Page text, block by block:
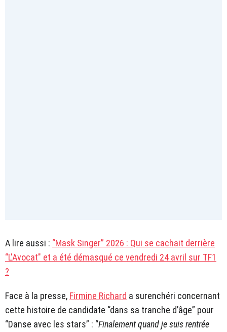
A lire aussi : “Mask Singer” 2026 : Qui se cachait derrière
“L'Avocat" et a été démasqué ce vendredi 24 avril sur TF1
?
Face à la presse, Firmine Richard a surenchéri concernant
cette histoire de candidate “dans sa tranche d’âge” pour
“Danse avec les stars” : “Finalement quand je suis rentrée